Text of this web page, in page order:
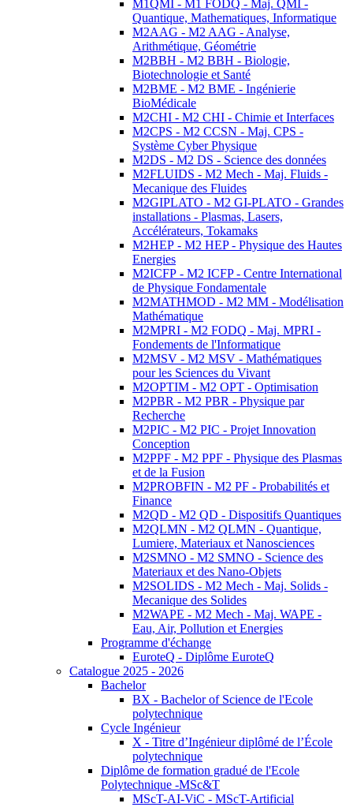
M1QMI - M1 FODQ - Maj. QMI -
Quantique, Mathematiques, Informatique
M2AAG - M2 AAG - Analyse,
Arithmétique, Géométrie
M2BBH - M2 BBH - Biologie,
Biotechnologie et Santé
M2BME - M2 BME - Ingénierie
BioMédicale
M2CHI - M2 CHI - Chimie et Interfaces
M2CPS - M2 CCSN - Maj. CPS -
Système Cyber Physique
M2DS - M2 DS - Science des données
M2FLUIDS - M2 Mech - Maj. Fluids -
Mecanique des Fluides
M2GIPLATO - M2 GI-PLATO - Grandes
installations - Plasmas, Lasers,
Accélérateurs, Tokamaks
M2HEP - M2 HEP - Physique des Hautes
Energies
M2ICFP - M2 ICFP - Centre International
de Physique Fondamentale
M2MATHMOD - M2 MM - Modélisation
Mathématique
M2MPRI - M2 FODQ - Maj. MPRI -
Fondements de l'Informatique
M2MSV - M2 MSV - Mathématiques
pour les Sciences du Vivant
M2OPTIM - M2 OPT - Optimisation
M2PBR - M2 PBR - Physique par
Recherche
M2PIC - M2 PIC - Projet Innovation
Conception
M2PPF - M2 PPF - Physique des Plasmas
et de la Fusion
M2PROBFIN - M2 PF - Probabilités et
Finance
M2QD - M2 QD - Dispositifs Quantiques
M2QLMN - M2 QLMN - Quantique,
Lumiere, Materiaux et Nanosciences
M2SMNO - M2 SMNO - Science des
Materiaux et des Nano-Objets
M2SOLIDS - M2 Mech - Maj. Solids -
Mecanique des Solides
M2WAPE - M2 Mech - Maj. WAPE -
Eau, Air, Pollution et Energies
Programme d'échange
EuroteQ - Diplôme EuroteQ
Catalogue 2025 - 2026
Bachelor
BX - Bachelor of Science de l'Ecole
polytechnique
Cycle Ingénieur
X - Titre d’Ingénieur diplômé de l’École
polytechnique
Diplôme de formation gradué de l'Ecole
Polytechnique -MSc&T
MScT-AI-ViC - MScT-Artificial